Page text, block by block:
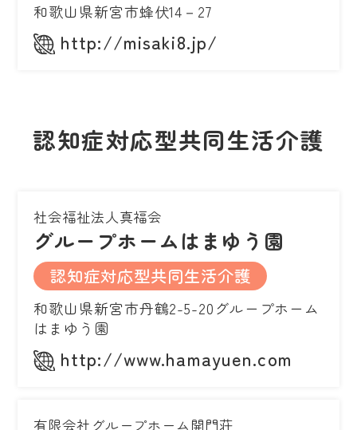
和歌山県新宮市蜂伏14－27
http://misaki8.jp/
認知症対応型共同生活介護
社会福祉法人真福会
グループホームはまゆう園
認知症対応型共同生活介護
和歌山県新宮市丹鶴2-5-20グループホーム
はまゆう園
http://www.hamayuen.com
有限会社グループホーム開門荘